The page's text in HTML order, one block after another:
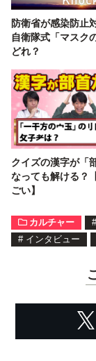
防衛省が感染防止
自衛隊式「マスク
どれ？
クイズの漢字が「
なっても解ける？
ごい】
カルチャー
# インタビュー